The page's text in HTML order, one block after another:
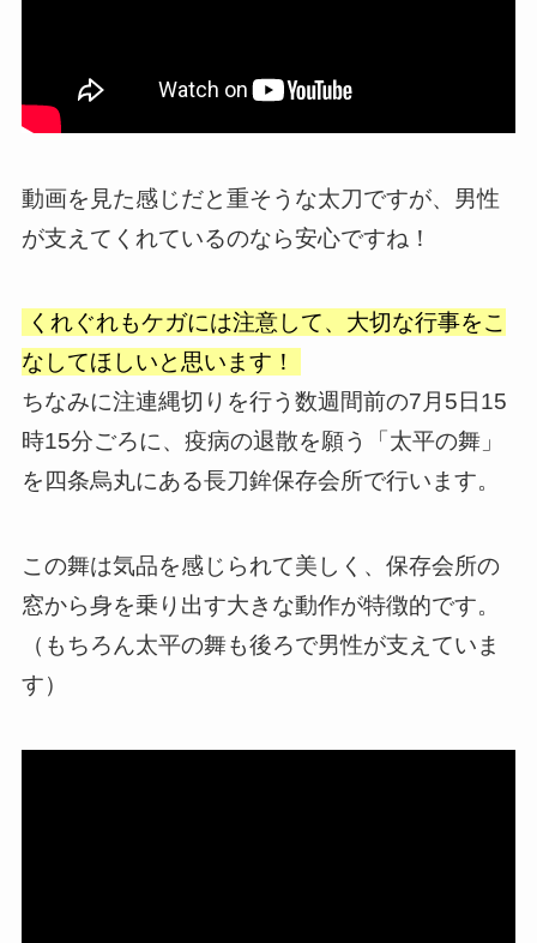
動画を見た感じだと重そうな太刀ですが、男性
が支えてくれているのなら安心ですね！
くれぐれもケガには注意して、大切な行事をこ
なしてほしいと思います！
ちなみに注連縄切りを行う数週間前の7月5日15
時15分ごろに、疫病の退散を願う「太平の舞」
を四条烏丸にある長刀鉾保存会所で行います。
この舞は気品を感じられて美しく、保存会所の
窓から身を乗り出す大きな動作が特徴的です。
（もちろん太平の舞も後ろで男性が支えていま
す）